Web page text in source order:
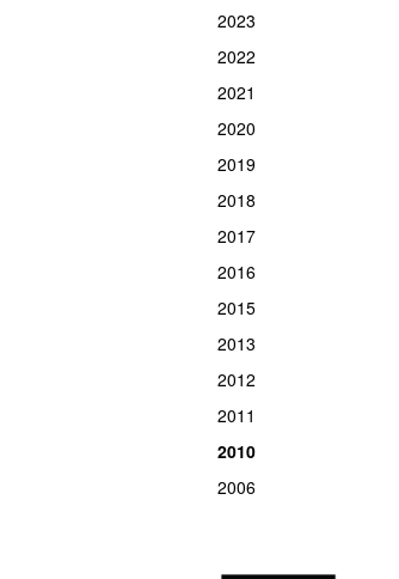
2023
2022
2021
2020
2019
2018
2017
2016
2015
2013
2012
2011
2010
2006